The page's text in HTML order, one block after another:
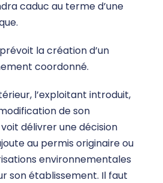
caduc au terme d’une
la création d’un
coordonné.
l’exploitant introduit,
de son
délivrer une décision
au permis originaire ou
environnementales
son établissement. Il faut